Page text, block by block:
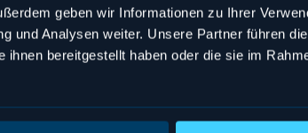
geben wir Informationen zu Ihrer
und Analysen weiter. Unsere Partner führen
bereitgestellt haben oder die sie im
die Motivation und
um 10 Prozent steigern.